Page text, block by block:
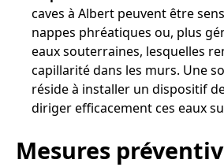
caves à Albert peuvent être
nappes phréatiques ou, plus
eaux souterraines, lesquelles
capillarité dans les murs. Une
réside à installer un dispositif
diriger efficacement ces eaux
Mesures